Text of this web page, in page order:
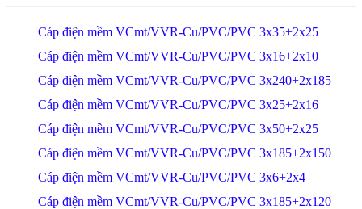
Cáp điện mềm VCmt/VVR-Cu/PVC/PVC 3x35+2x25
Cáp điện mềm VCmt/VVR-Cu/PVC/PVC 3x16+2x10
Cáp điện mềm VCmt/VVR-Cu/PVC/PVC 3x240+2x185
Cáp điện mềm VCmt/VVR-Cu/PVC/PVC 3x25+2x16
Cáp điện mềm VCmt/VVR-Cu/PVC/PVC 3x50+2x25
Cáp điện mềm VCmt/VVR-Cu/PVC/PVC 3x185+2x150
Cáp điện mềm VCmt/VVR-Cu/PVC/PVC 3x6+2x4
Cáp điện mềm VCmt/VVR-Cu/PVC/PVC 3x185+2x120